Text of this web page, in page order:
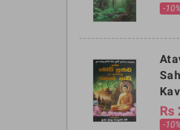
-10%
Rs
-10%